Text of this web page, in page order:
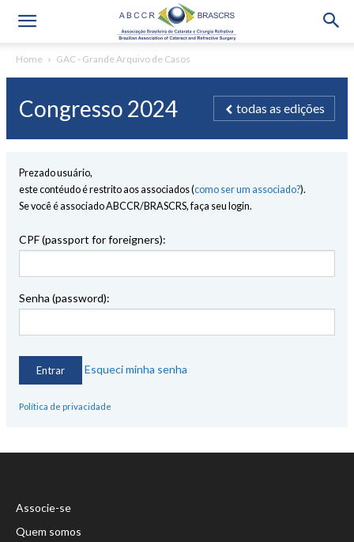
Home GAC - Grande Arquivo de Casos
Congresso 2024 todas as edições
Prezado usuário,
este contéudo é restrito aos associados (como ser um associado?).
Se você é associado ABCCR/BRASCRS, faça seu login.
CPF (passport for foreigners):
Senha (password):
Esqueci minha senha
Política de privacidade
Associe-se
Quem somos